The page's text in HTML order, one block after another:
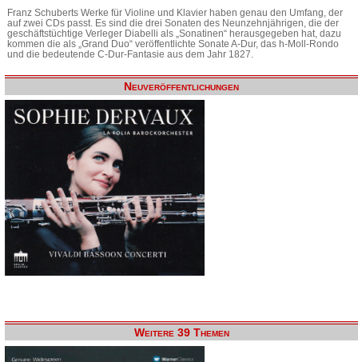
Franz Schuberts Werke für Violine und Klavier haben genau den Umfang, der
auf zwei CDs passt. Es sind die drei Sonaten des Neunzehnjährigen, die der
geschäftstüchtige Verleger Diabelli als „Sonatinen“ herausgegeben hat, dazu
kommen die als „Grand Duo“ veröffentlichte Sonate A-Dur, das h-Moll-Rondo
und die bedeutende C-Dur-Fantasie aus dem Jahr 1827.
Neuveröffentlichungen
Weitere 39 Themen